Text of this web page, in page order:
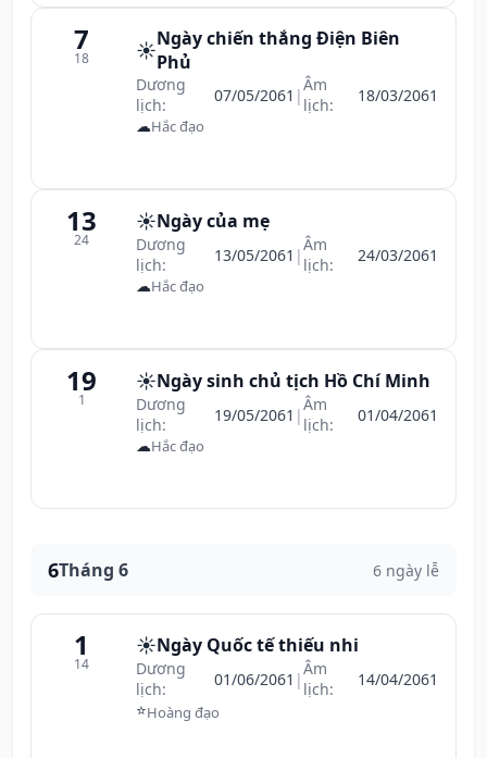
7
18 ☀️Ngày chiến thắng Điện Biên
Phủ
Dương
lịch:
07/05/2061 |Âm
lịch:
18/03/2061
☁Hắc đạo
13
24
☀️Ngày của mẹ
Dương
lịch:
13/05/2061 |Âm
lịch:
24/03/2061
☁Hắc đạo
19
1
☀️Ngày sinh chủ tịch Hồ Chí Minh
Dương
lịch:
19/05/2061 |Âm
lịch:
01/04/2061
☁Hắc đạo
6Tháng 6 6 ngày lễ
1
14
☀️Ngày Quốc tế thiếu nhi
Dương
lịch:
01/06/2061 |Âm
lịch:
14/04/2061
⭐Hoàng đạo